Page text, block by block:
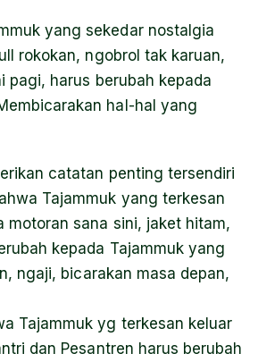
yang sekedar nostalgia
rokokan, ngobrol tak karuan,
pagi, harus berubah kepada
hal-hal yang
catatan penting tersendiri
Tajammuk yang terkesan
motoran sana sini, jaket hitam,
kepada Tajammuk yang
ngaji, bicarakan masa depan,
Tajammuk yg terkesan keluar
dan Pesantren harus berubah